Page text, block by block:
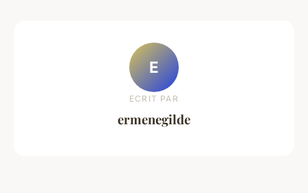
E
ECRIT PAR
ermenegilde